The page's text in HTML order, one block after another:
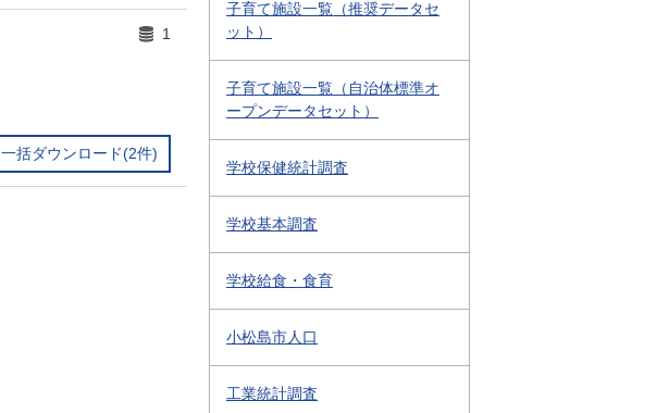
一括ダウンロード(2件)
1
子育て施設一覧（推奨データセ
ット）
子育て施設一覧（自治体標準オ
ープンデータセット）
学校保健統計調査
学校基本調査
学校給食・食育
小松島市人口
工業統計調査